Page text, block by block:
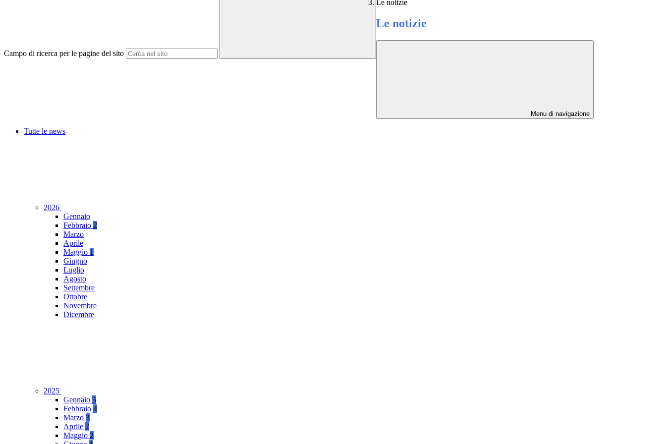
Campo di ricerca per le pagine del sito
Le notizie
Le notizie
Menu di navigazione
Tutte le news
2026
Gennaio
Febbraio 2
Marzo
Aprile
Maggio 1
Giugno
Luglio
Agosto
Settembre
Ottobre
Novembre
Dicembre
2025
Gennaio 5
Febbraio 4
Marzo 3
Aprile 2
Maggio 2